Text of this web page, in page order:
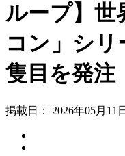
ループ】世
コン」シリ
隻目を発注
掲載日： 2026年05月11